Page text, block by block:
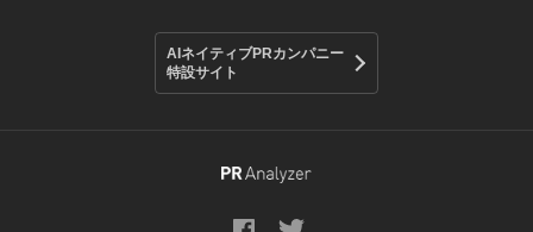
AIネイティブPRカンパニー
特設サイト